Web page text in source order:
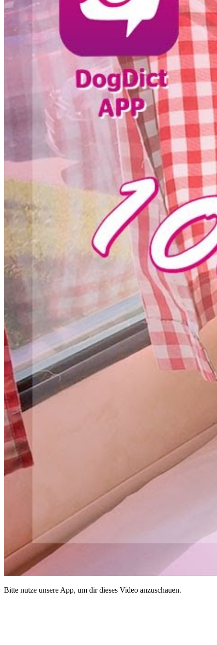
Bitte nutze unsere App, um dir dieses Video anzuschauen.